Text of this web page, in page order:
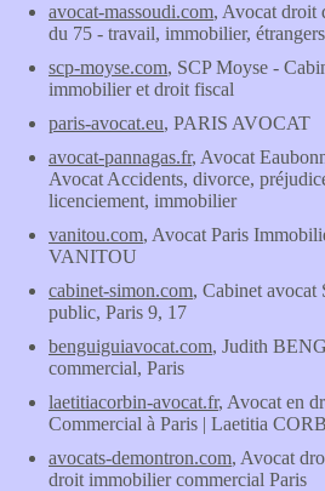
avocat-massoudi.com, Avocat droit
du 75 - travail, immobilier, étrangers
scp-moyse.com, SCP Moyse -
immobilier et droit fiscal
paris-avocat.eu, PARIS AVOCAT
avocat-pannagas.fr, Avocat
Avocat Accidents, divorce,
licenciement, immobilier
vanitou.com, Avocat Paris
VANITOU
cabinet-simon.com, Cabinet avocat
public, Paris 9, 17
benguiguiavocat.com, Judith
commercial, Paris
laetitiacorbin-avocat.fr, Avocat en
Commercial à Paris | Laetitia
avocats-demontron.com, Avocat
droit immobilier commercial Paris